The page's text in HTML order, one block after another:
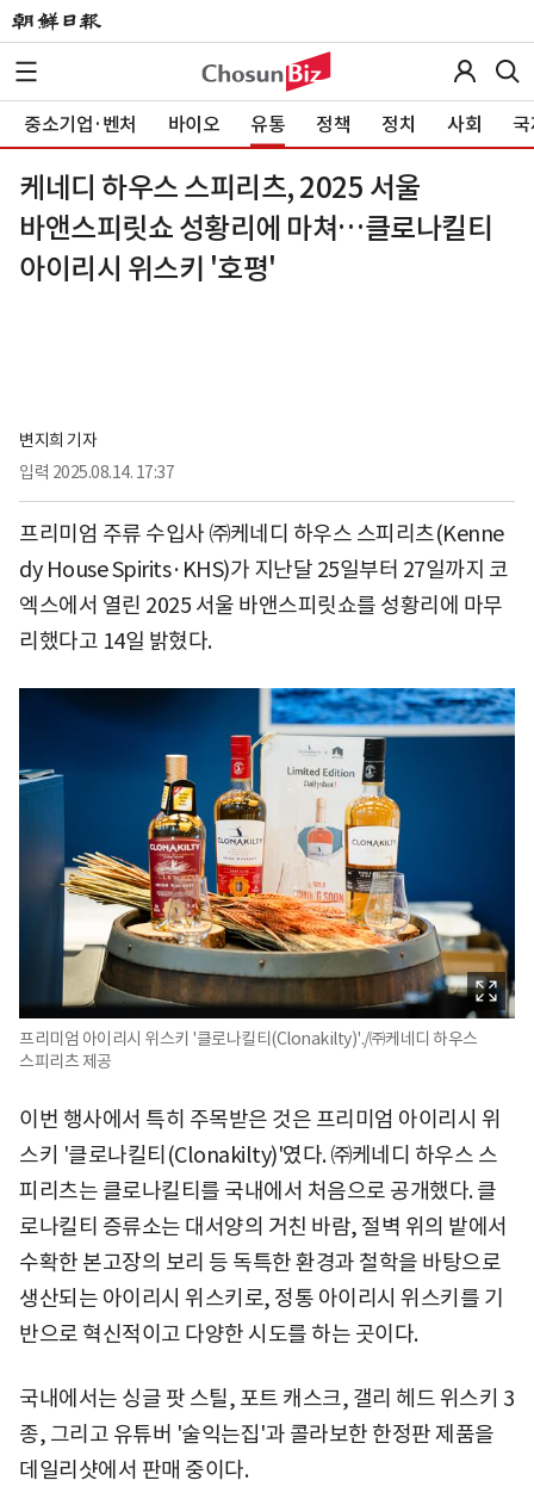
중소기업·벤처 바이오 유통 정책 정치 사회
케네디 하우스 스피리츠, 2025 서울
바앤스피릿쇼 성황리에 마쳐…클로나킬티
아이리시 위스키 '호평'
변지희 기자
입력 2025.08.14. 17:37
프리미엄 주류 수입사 ㈜케네디 하우스 스피리츠(Kenne
dy House Spirits·KHS)가 지난달 25일부터 27일까지 코
엑스에서 열린 2025 서울 바앤스피릿쇼를 성황리에 마무
리했다고 14일 밝혔다.
프리미엄 아이리시 위스키 '클로나킬티(Clonakilty)'./㈜케네디 하우스
스피리츠 제공
이번 행사에서 특히 주목받은 것은 프리미엄 아이리시 위
스키 '클로나킬티(Clonakilty)'였다. ㈜케네디 하우스 스
피리츠는 클로나킬티를 국내에서 처음으로 공개했다. 클
로나킬티 증류소는 대서양의 거친 바람, 절벽 위의 밭에서
수확한 본고장의 보리 등 독특한 환경과 철학을 바탕으로
생산되는 아이리시 위스키로, 정통 아이리시 위스키를 기
반으로 혁신적이고 다양한 시도를 하는 곳이다.
국내에서는 싱글 팟 스틸, 포트 캐스크, 갤리 헤드 위스키 3
종, 그리고 유튜버 '술익는집'과 콜라보한 한정판 제품을
데일리샷에서 판매 중이다.